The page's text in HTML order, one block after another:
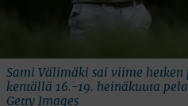
Sami Välimäki sai viime
kentällä 16.−19. heinäkuuta
Getty Images